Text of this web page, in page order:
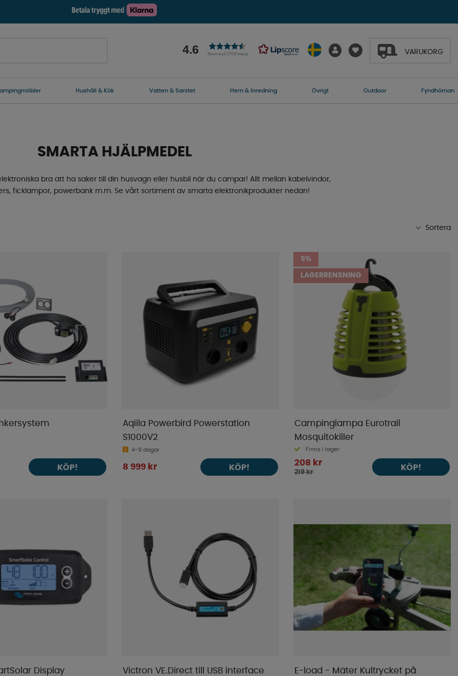
4.6 Baserat på 27016 betyg VARUKORG
Hushåll & Kök Vatten & Sanitet Hem & Inredning Övrigt Outdoor Fyndhörnan
SMARTA HJÄLPMEDEL
bra att ha saker till din husvagn eller husbil när du campar! Allt mellan kabelvindor,
ficklampor, powerbank m.m. Se vårt sortiment av smarta elektronikprodukter nedan!
Sortera
Butikens favoriter
Namn A-Ö
Namn Ö-A
Lägsta pris
Högsta pris
Varumärke
Publiceringsdatum
KÖP!
Aqiila Powerbird Powerstation
S1000V2
4-9 dagar
8 999 kr KÖP!
5%
LAGERRENSNING
Campinglampa Eurotrail
Mosquitokiller
Finns i lager
208 kr
219 kr
KÖP!
Display Victron VE.Direct till USB interface
E-load - Mäter Kultrycket på